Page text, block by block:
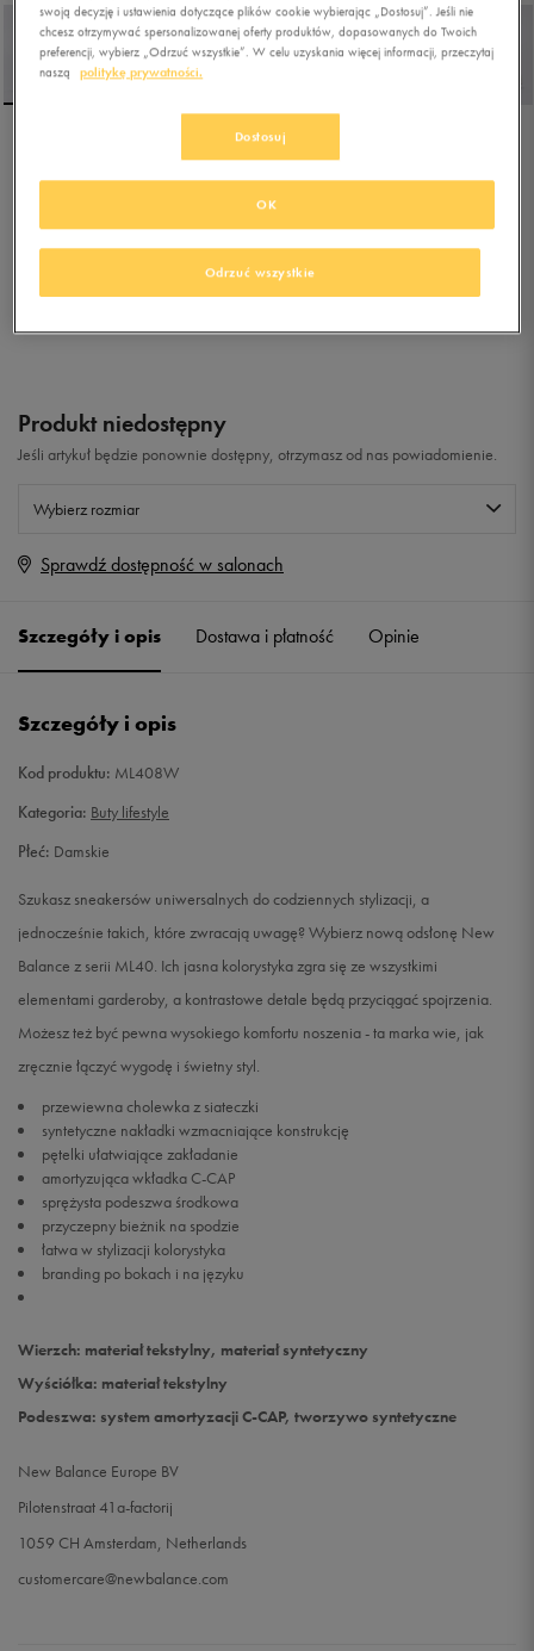
NEW BALANCE ML408
Produkt niedostępny
Jeśli artykuł będzie ponownie dostępny, otrzymasz od nas powiadomienie.
Wybierz rozmiar
Rozmiary EU
38,5 24 cm
40 25 cm Powiadom o dostępności
25,5 cm
26 cm Powiadom o dostępności
Sprawdź dostępność w salonach
Szczegóły i opis Dostawa i płatność Opinie
Szczegóły i opis
Kod produktu: ML408W
Kategoria: Buty lifestyle
Płeć: Damskie
Szukasz sneakersów uniwersalnych do codziennych stylizacji, a
jednocześnie takich, które zwracają uwagę? Wybierz nową odsłonę New
Balance z serii ML40. Ich jasna kolorystyka zgra się ze wszystkimi
elementami garderoby, a kontrastowe detale będą przyciągać spojrzenia.
Możesz też być pewna wysokiego komfortu noszenia - ta marka wie, jak
zręcznie łączyć wygodę i świetny styl.
przewiewna cholewka z siateczki
syntetyczne nakładki wzmacniające konstrukcję
pętelki ułatwiające zakładanie
amortyzująca wkładka C-CAP
sprężysta podeszwa środkowa
przyczepny bieżnik na spodzie
łatwa w stylizacji kolorystyka
branding po bokach i na języku
Wierzch: materiał tekstylny, materiał syntetyczny
Wyściółka: materiał tekstylny
Podeszwa: system amortyzacji C-CAP, tworzywo syntetyczne
New Balance Europe BV
Pilotenstraat 41a-factorij
1059 CH Amsterdam, Netherlands
customercare@newbalance.com
swoją decyzję i ustawienia dotyczące plików cookie wybierając „Dostosuj”. Jeśli nie
chcesz otrzymywać spersonalizowanej oferty produktów, dopasowanych do Twoich
preferencji, wybierz „Odrzuć wszystkie”. W celu uzyskania więcej informacji, przeczytaj
naszą
politykę prywatności.
Dostosuj
Odrzuć wszystkie
OK